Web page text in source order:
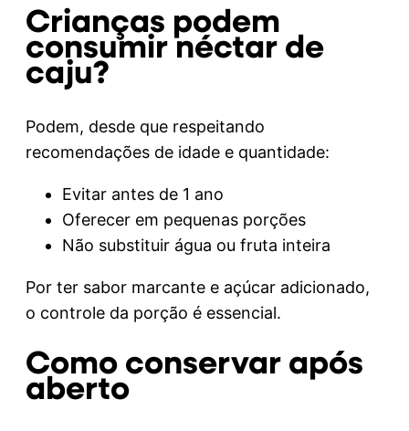
Crianças podem
consumir néctar de
caju?
Podem, desde que respeitando
recomendações de idade e quantidade:
Evitar antes de 1 ano
Oferecer em pequenas porções
Não substituir água ou fruta inteira
Por ter sabor marcante e açúcar adicionado,
o controle da porção é essencial.
Como conservar após
aberto